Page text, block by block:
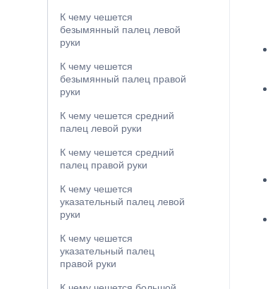
К чему чешется
безымянный палец левой
руки
К чему чешется
безымянный палец правой
руки
К чему чешется средний
палец левой руки
К чему чешется средний
палец правой руки
К чему чешется
указательный палец левой
руки
К чему чешется
указательный палец
правой руки